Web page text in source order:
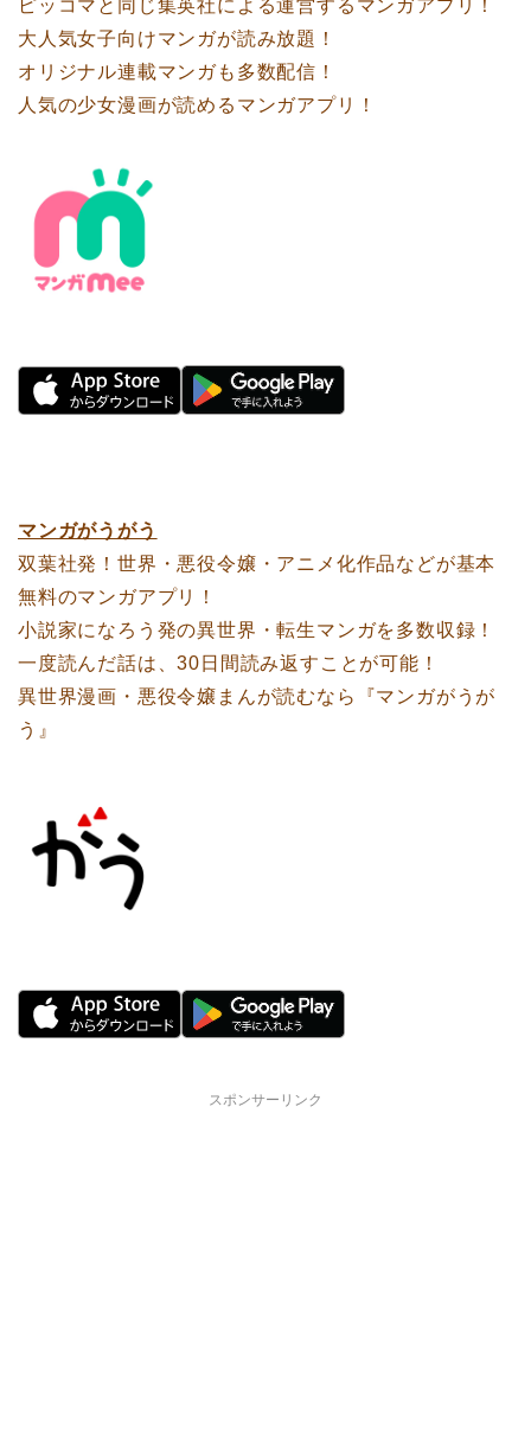
ピッコマと同じ集英社による運営するマンガアプリ！
大人気女子向けマンガが読み放題！
オリジナル連載マンガも多数配信！
人気の少女漫画が読めるマンガアプリ！
マンガがうがう
双葉社発！世界・悪役令嬢・アニメ化作品などが基本
無料のマンガアプリ！
小説家になろう発の異世界・転生マンガを多数収録！
一度読んだ話は、30日間読み返すことが可能！
異世界漫画・悪役令嬢まんが読むなら『マンガがうが
う』
スポンサーリンク